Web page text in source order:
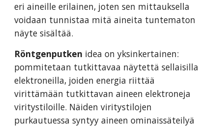
eri aineille erilainen, joten sen mittauksella
voidaan tunnistaa mitä aineita tuntematon
näyte sisältää.
Röntgenputken idea on yksinkertainen:
pommitetaan tutkittavaa näytettä sellaisilla
elektroneilla, joiden energia riittää
virittämään tutkittavan aineen elektroneja
viritystiloille. Näiden viritystilojen
purkautuessa syntyy aineen ominaissäteilyä